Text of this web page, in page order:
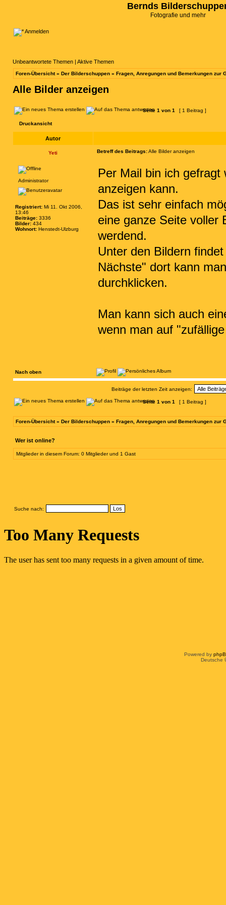
Bernds
Fotografie und mehr
Anmelden
Unbeantwortete Themen | Aktive Themen
Foren-Übersicht» Der Bilderschuppen » Fragen, Anregungen und Bemerkungen zur
Alle Bilder anzeigen
Seite 1 von 1 [ 1 Beitrag ]
Druckansicht
Autor
Yeti Betreff des Beitrags:Alle Bilder anzeigen
Administrator
Registriert: Mi 11. Okt 2006,
13:46
Beiträge: 3336
Bilder: 434
Wohnort: Henstedt-Ulzburg
Per Mail bin ich
anzeigen kann.
Das ist sehr einfach
eine ganze Seite voller
werdend.
Unter den Bildern
Nächste" dort kann
durchklicken.
Man kann sich auch
wenn man auf
Nach oben
Beiträge der letzten Zeit anzeigen:
Seite 1 von 1 [ 1 Beitrag ]
Foren-Übersicht» Der Bilderschuppen » Fragen, Anregungen und Bemerkungen zur
Wer ist online?
Mitglieder in diesem Forum: 0 Mitglieder und 1 Gast
Suche nach:
Powered by
Deutsche